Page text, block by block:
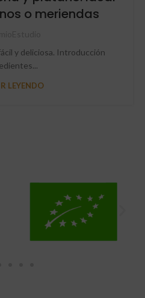
o meriendas
y deliciosa. Introducción
LEYENDO